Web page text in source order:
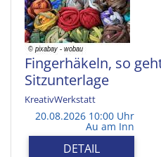
Fingerhäkeln, so
Sitzunterlage
KreativWerkstatt
20.08.2026 10:00 Uhr
Au am Inn
DETAIL